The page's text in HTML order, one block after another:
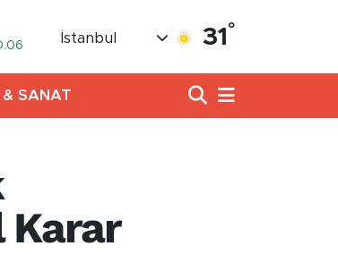
%0.69
İstanbul 31 °
& SANAT
Karar